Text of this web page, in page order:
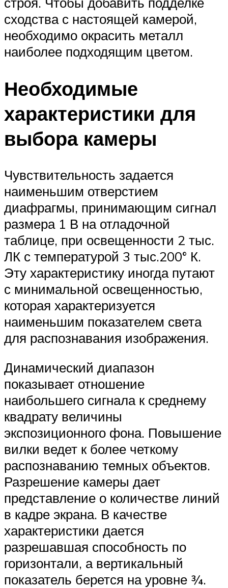
сходства с настоящей камерой,
необходимо окрасить металл
наиболее подходящим цветом.
Необходимые
характеристики для
выбора камеры
Чувствительность задается
наименьшим отверстием
диафрагмы, принимающим сигнал
размера 1 В на отладочной
таблице, при освещенности 2 тыс.
ЛК с температурой 3 тыс.200° К.
Эту характеристику иногда путают
с минимальной освещенностью,
которая характеризуется
наименьшим показателем света
для распознавания изображения.
Динамический диапазон
показывает отношение
наибольшего сигнала к среднему
квадрату величины
экспозиционного фона. Повышение
вилки ведет к более четкому
распознаванию темных объектов.
Разрешение камеры дает
представление о количестве линий
в кадре экрана. В качестве
характеристики дается
разрешавшая способность по
горизонтали, а вертикальный
показатель берется на уровне ¾.